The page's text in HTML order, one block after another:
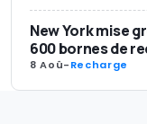
New York mise
600 bornes de
8 Aoû-Recharge